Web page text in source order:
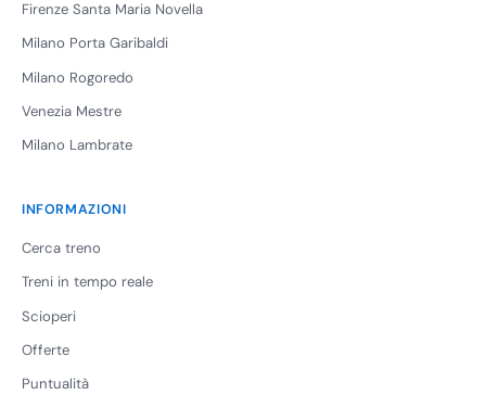
Firenze Santa Maria Novella
Milano Porta Garibaldi
Milano Rogoredo
Venezia Mestre
Milano Lambrate
INFORMAZIONI
Cerca treno
Treni in tempo reale
Scioperi
Offerte
Puntualità